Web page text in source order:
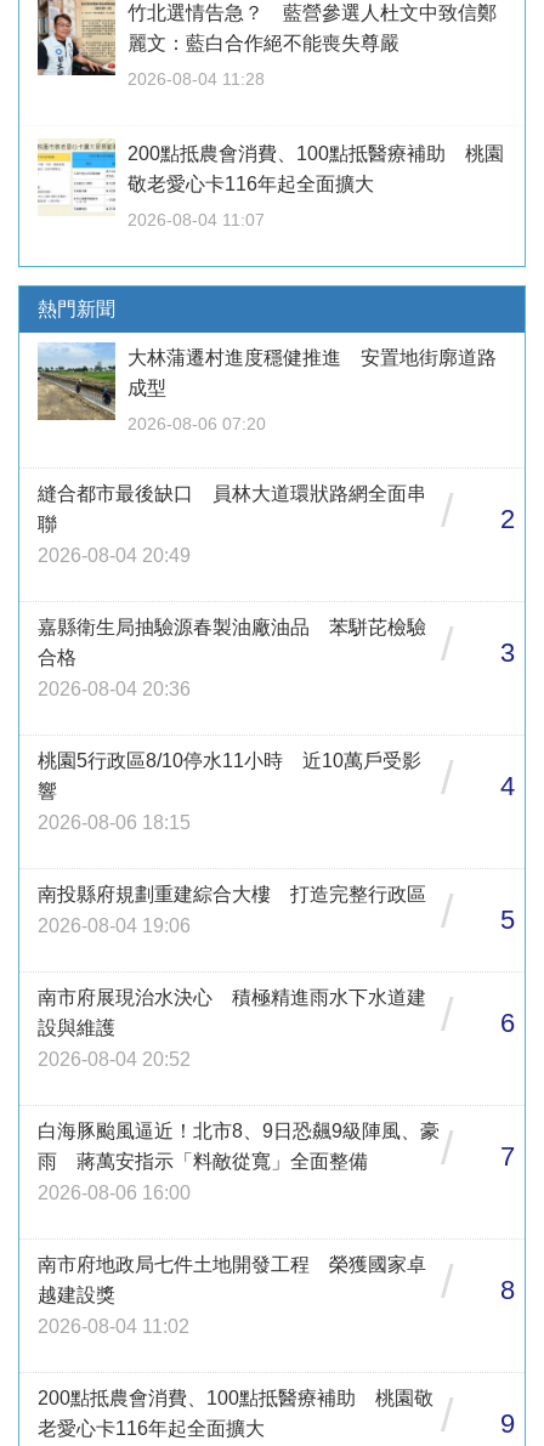
竹北選情告急？ 藍營參選人杜文中致信鄭
麗文：藍白合作絕不能喪失尊嚴
2026-08-04 11:28
200點抵農會消費、100點抵醫療補助 桃園
敬老愛心卡116年起全面擴大
2026-08-04 11:07
熱門新聞
大林蒲遷村進度穩健推進 安置地街廓道路
成型
2026-08-06 07:20
縫合都市最後缺口 員林大道環狀路網全面串
聯
2026-08-04 20:49
/ 2
嘉縣衛生局抽驗源春製油廠油品 苯駢芘檢驗
合格
2026-08-04 20:36
/ 3
桃園5行政區8/10停水11小時 近10萬戶受影
響
2026-08-06 18:15
/ 4
南投縣府規劃重建綜合大樓 打造完整行政區
2026-08-04 19:06
/ 5
南市府展現治水決心 積極精進雨水下水道建
設與維護
2026-08-04 20:52
/ 6
白海豚颱風逼近！北市8、9日恐飆9級陣風、豪
雨 蔣萬安指示「料敵從寬」全面整備
2026-08-06 16:00
/ 7
南市府地政局七件土地開發工程 榮獲國家卓
越建設獎
2026-08-04 11:02
/ 8
200點抵農會消費、100點抵醫療補助 桃園敬
老愛心卡116年起全面擴大
/ 9